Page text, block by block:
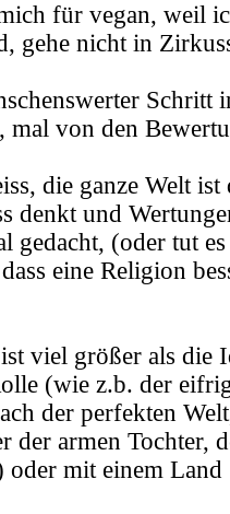
für vegan, weil
gehe nicht in
Schritt
mal von den
die ganze Welt
denkt und
gedacht, (oder tut
eine Religion
viel größer als die
(wie z.b. der
der perfekten
der armen Tochter,
oder mit einem